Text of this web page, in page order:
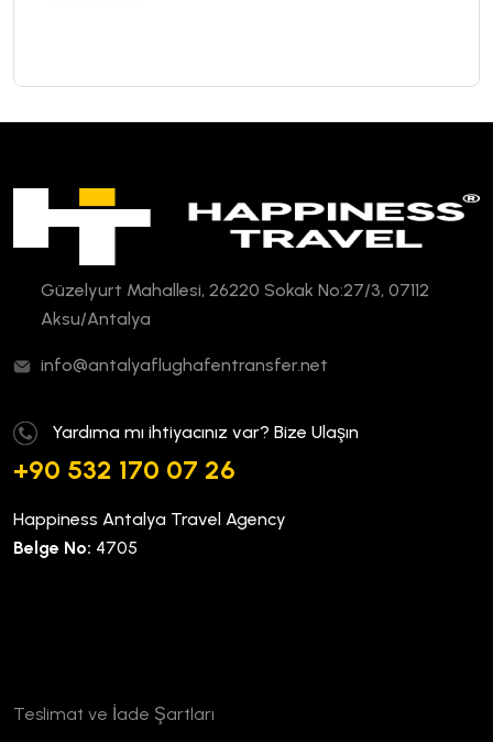
Güzelyurt Mahallesi, 26220 Sokak No:27/3, 07112
Aksu/Antalya
info@antalyaflughafentransfer.net
Yardıma mı ihtiyacınız var? Bize Ulaşın
+90 532 170 07 26
Happiness Antalya Travel Agency
Belge No: 4705
Teslimat ve İade Şartları